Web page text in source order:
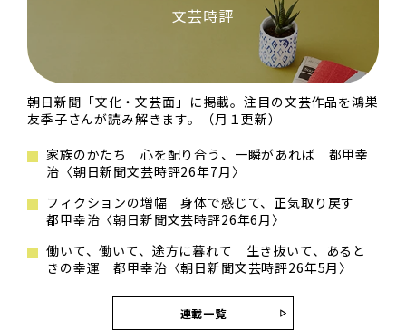
文芸時評
朝日新聞「文化・文芸面」に掲載。注目の文芸作品を鴻巣
友季子さんが読み解きます。（月１更新）
家族のかたち 心を配り合う、一瞬があれば 都甲幸
治〈朝日新聞文芸時評26年7月〉
フィクションの増幅 身体で感じて、正気取り戻す
都甲幸治〈朝日新聞文芸時評26年6月〉
働いて、働いて、途方に暮れて 生き抜いて、あると
きの幸運 都甲幸治〈朝日新聞文芸時評26年5月〉
連載一覧